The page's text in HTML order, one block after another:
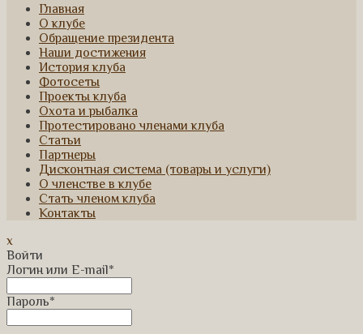
Главная
О клубе
Обращение президента
Наши достижения
История клуба
Фотосеты
Проекты клуба
Охота и рыбалка
Протестировано членами клуба
Статьи
Партнеры
Дисконтная система (товары и услуги)
О членстве в клубе
Стать членом клуба
Контакты
x
Войти
Логин или E-mail*
Пароль*